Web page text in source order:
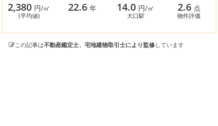
2,380 円/㎡
(平均値)
22.6年 14.0 円/㎡
大口駅
2.6 点
物件評価
この記事は不動産鑑定士、宅地建物取引士により監修しています